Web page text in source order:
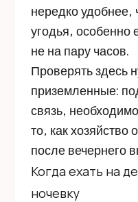
нередко удобнее,
угодья, особенно
не на пару часов.
Проверять здесь
приземленные:
связь,
то, как хозяйство
после вечернего
Когда ехать на
ночевку